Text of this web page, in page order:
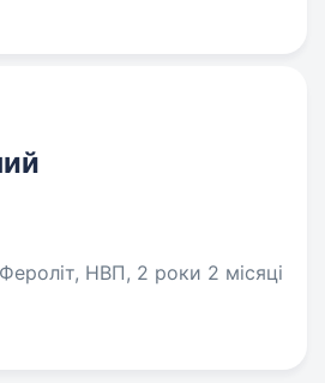
Фероліт, НВП, 2 роки 2 місяці